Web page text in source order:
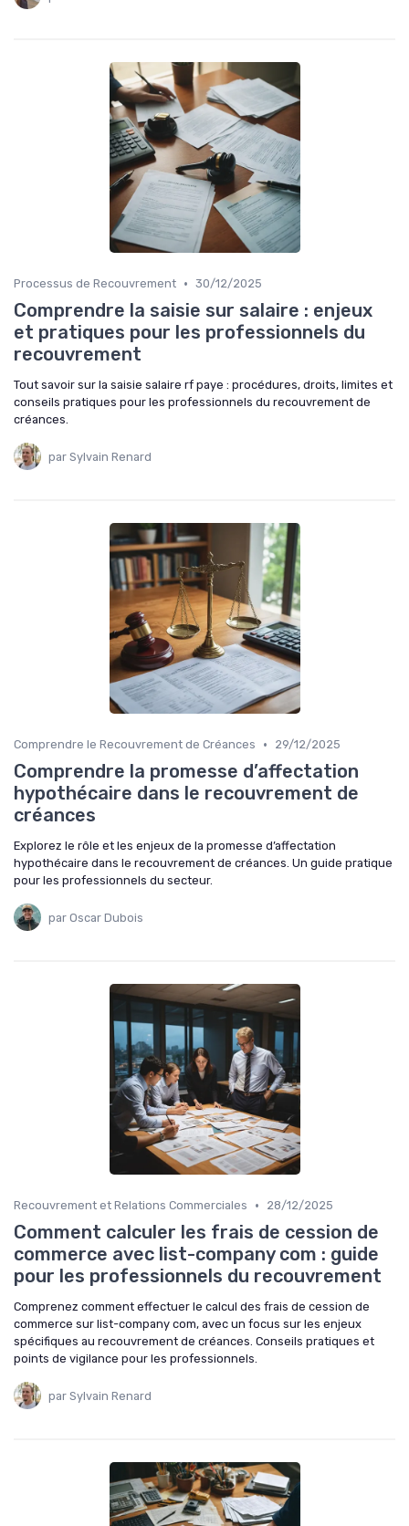
Processus de Recouvrement • 30/12/2025
Comprendre la saisie sur salaire : enjeux
et pratiques pour les professionnels du
recouvrement
Tout savoir sur la saisie salaire rf paye : procédures, droits, limites et
conseils pratiques pour les professionnels du recouvrement de
créances.
par Sylvain Renard
Comprendre le Recouvrement de Créances • 29/12/2025
Comprendre la promesse d’affectation
hypothécaire dans le recouvrement de
créances
Explorez le rôle et les enjeux de la promesse d’affectation
hypothécaire dans le recouvrement de créances. Un guide pratique
pour les professionnels du secteur.
par Oscar Dubois
Recouvrement et Relations Commerciales • 28/12/2025
Comment calculer les frais de cession de
commerce avec list-company com : guide
pour les professionnels du recouvrement
Comprenez comment effectuer le calcul des frais de cession de
commerce sur list-company com, avec un focus sur les enjeux
spécifiques au recouvrement de créances. Conseils pratiques et
points de vigilance pour les professionnels.
par Sylvain Renard